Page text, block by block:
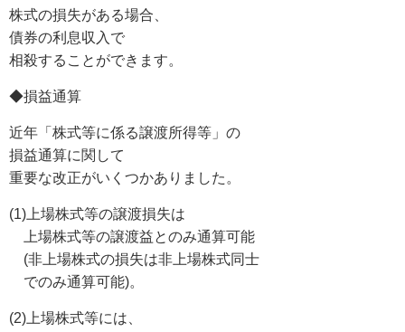
株式の損失がある場合、
債券の利息収入で
相殺することができます。
◆損益通算
近年「株式等に係る譲渡所得等」の
損益通算に関して
重要な改正がいくつかありました。
(1)上場株式等の譲渡損失は
上場株式等の譲渡益とのみ通算可能
(非上場株式の損失は非上場株式同士
でのみ通算可能)。
(2)上場株式等には、